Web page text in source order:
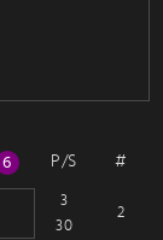
6 P/S #
3
30
2